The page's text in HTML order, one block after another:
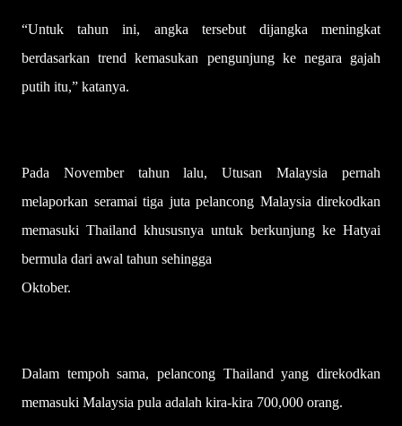
“Untuk tahun ini, angka tersebut dijangka meningkat
berdasarkan trend kemasukan pengunjung ke negara gajah
putih itu,” katanya.
Pada November tahun lalu, Utusan Malaysia pernah
melaporkan seramai tiga juta pelancong Malaysia direkodkan
memasuki Thailand khususnya untuk berkunjung ke Hatyai
bermula dari awal tahun sehingga
Oktober.
Dalam tempoh sama, pelancong Thailand yang direkodkan
memasuki Malaysia pula adalah kira-kira 700,000 orang.